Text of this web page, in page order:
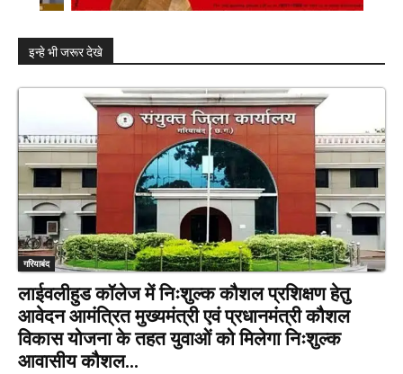
इन्हे भी जरूर देखे
गरियाबंद
लाईवलीहुड कॉलेज में निःशुल्क कौशल प्रशिक्षण हेतु
आवेदन आमंत्रित मुख्यमंत्री एवं प्रधानमंत्री कौशल
विकास योजना के तहत युवाओं को मिलेगा निःशुल्क
आवासीय कौशल...